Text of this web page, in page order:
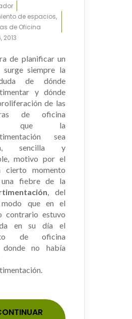
de espacios,
de Oficina
2013
de planificar un
surge siempre la
de dónde
y dónde
de las
de oficina
que la
sea
sencilla y
motivo por el
cierto momento
fiebre de la
, del
modo que en el
contrario estuvo
en su día el
de oficina
donde no había